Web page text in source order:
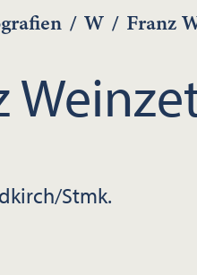
/ W / Franz
Stmk.